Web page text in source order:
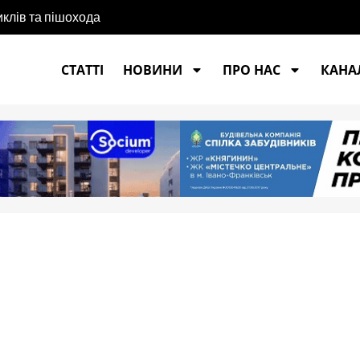
та пішохода
СТАТТІ НОВИНИ ПРО НАС